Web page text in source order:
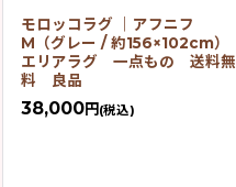
モロッコラグ ｜アフニフ
M（グレー / 約156×102cm）
エリアラグ 一点もの 送料無
料 良品
38,000円 (税込)